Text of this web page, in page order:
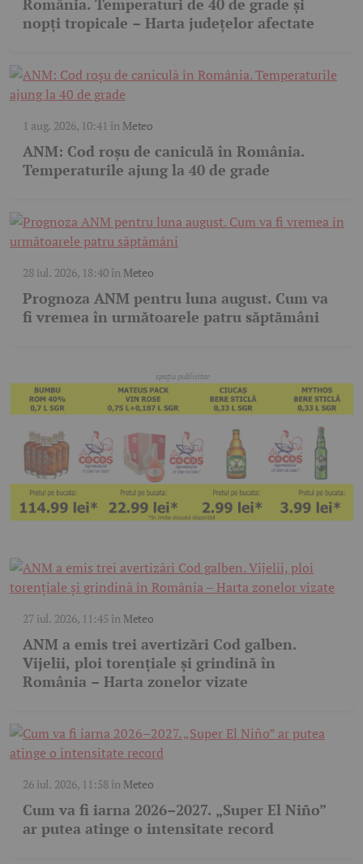
nopți tropicale – Harta județelor afectate
1 aug. 2026, 10:41 în Meteo
ANM: Cod roșu de caniculă în România.
Temperaturile ajung la 40 de grade
28 iul. 2026, 18:40în Meteo
Prognoza ANM pentru luna august. Cum va
fi vremea în următoarele patru săptămâni
27 iul. 2026, 11:45 în Meteo
ANM a emis trei avertizări Cod galben.
Vijelii, ploi torențiale și grindină în
România – Harta zonelor vizate
26 iul. 2026, 11:58în Meteo
Cum va fi iarna 2026–2027. „Super El Niño”
ar putea atinge o intensitate record